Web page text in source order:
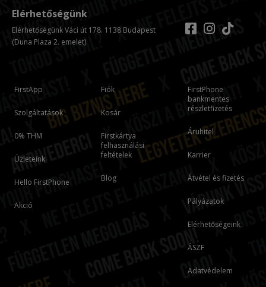
FirstApp
Szolgáltatások
0% THM
Üzleteink
Hello FirstPhone
Akció
Fiók
Kosár
Firstkártya
felhasználási
feltételek
Blog
FirstPhone
bankmentes
részletfizetés
Áruhitel
Karrier
Átvétel és fizetés
Pályázatok
Elérhetőségeink
ÁSZF
Adatvédelem
Elérhetőségünk
Elérhetőségünk Váci út 178. 1138 Budapest
(Duna Plaza 2. emelet)